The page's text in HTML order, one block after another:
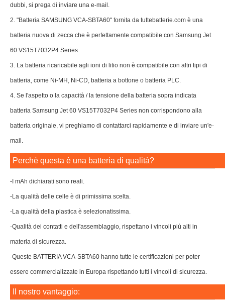
dubbi, si prega di inviare una e-mail.
2. "Batteria SAMSUNG VCA-SBTA60" fornita da tuttebatterie.com è una
batteria nuova di zecca che è perfettamente compatibile con Samsung Jet
60 VS15T7032P4 Series.
3. La batteria ricaricabile agli ioni di litio non è compatibile con altri tipi di
batteria, come Ni-MH, Ni-CD, batteria a bottone o batteria PLC.
4. Se l'aspetto o la capacità / la tensione della batteria sopra indicata
batteria Samsung Jet 60 VS15T7032P4 Series non corrispondono alla
batteria originale, vi preghiamo di contattarci rapidamente e di inviare un'e-
mail.
Perchè questa è una batteria di qualità?
-I mAh dichiarati sono reali.
-La qualità delle celle è di primissima scelta.
-La qualità della plastica è selezionatissima.
-Qualità dei contatti e dell'assemblaggio, rispettano i vincoli più alti in
materia di sicurezza.
-Queste BATTERIA VCA-SBTA60 hanno tutte le certificazioni per poter
essere commercializzate in Europa rispettando tutti i vincoli di sicurezza.
Il nostro vantaggio: